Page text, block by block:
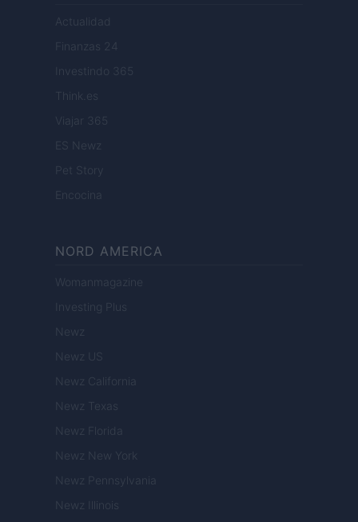
Actualidad
Finanzas 24
Investindo 365
Think.es
Viajar 365
ES Newz
Pet Story
Encocina
NORD AMERICA
Womanmagazine
Investing Plus
Newz
Newz US
Newz California
Newz Texas
Newz Florida
Newz New York
Newz Pennsylvania
Newz Illinois